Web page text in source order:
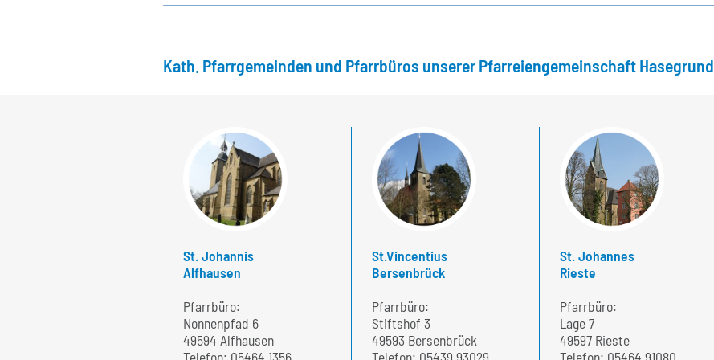
Kath. Pfarrgemeinden und Pfarrbüros unserer Pfarreiengemeinschaft Hasegrund
St. Johannis
Alfhausen
Pfarrbüro:
Nonnenpfad 6
49594 Alfhausen
St.Vincentius
Bersenbrück
Pfarrbüro:
Stiftshof 3
49593 Bersenbrück
St. Johannes
Rieste
Pfarrbüro:
Lage 7
49597 Rieste